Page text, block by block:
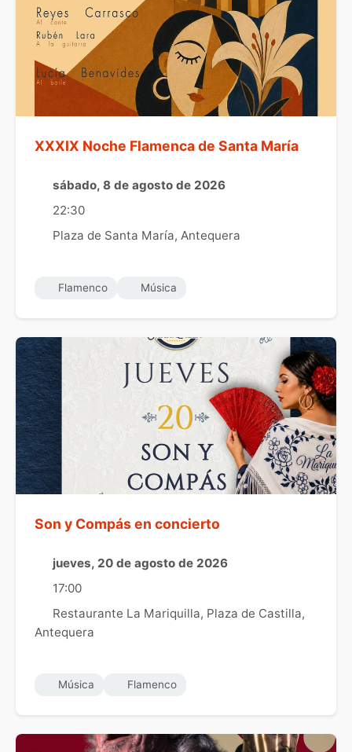
XXXIX Noche Flamenca de Santa María
sábado, 8 de agosto de 2026
22:30
Plaza de Santa María, Antequera
Flamenco Música
Son y Compás en concierto
jueves, 20 de agosto de 2026
17:00
Restaurante La Mariquilla, Plaza de Castilla,
Antequera
Música Flamenco